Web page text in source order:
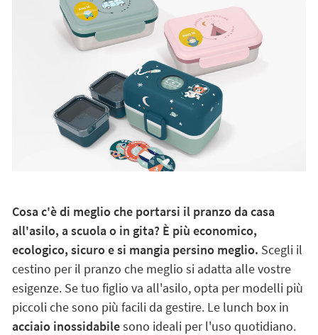
Cosa c'è di meglio che portarsi il pranzo da casa
all'asilo, a scuola o in gita? È più economico,
ecologico, sicuro e si mangia persino meglio. Scegli il
cestino per il pranzo che meglio si adatta alle vostre
esigenze. Se tuo figlio va all'asilo, opta per modelli più
piccoli che sono più facili da gestire. Le lunch box in
acciaio inossidabilesono ideali per l'uso quotidiano.